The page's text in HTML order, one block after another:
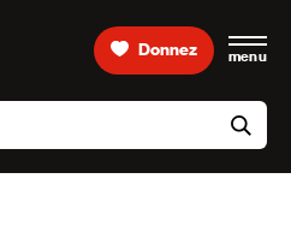
Donnez menu
aria-